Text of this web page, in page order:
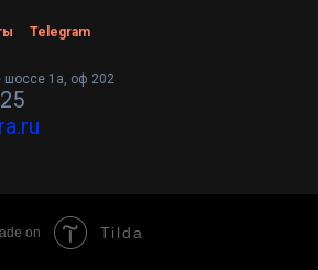
Telegram
1а, оф 202
on Tilda